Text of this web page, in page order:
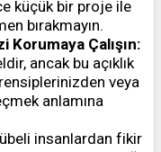
küçük bir proje ile
bırakmayın.
Korumaya Çalışın:
ancak bu açıklık
veya
anlamına
insanlardan fikir